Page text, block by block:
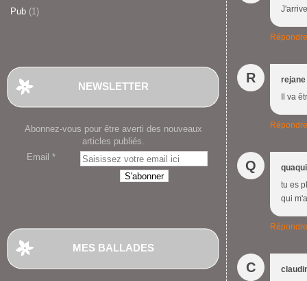
Pub (1)
NEWSLETTER
Abonnez-vous pour être averti des nouveaux
articles publiés.
Email
MES BALLADES
Répondre
R
rejane
Il va
Répondre
Q
tu es
qui
Répondre
C